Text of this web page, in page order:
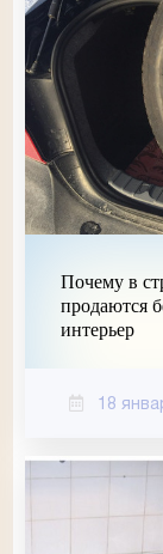
Почему в
продаются
интерьер
18